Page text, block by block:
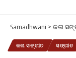
Samadhwani > କଳା
କଳା ସଙ୍ଗୀତ ସଙ୍ଗୀତ